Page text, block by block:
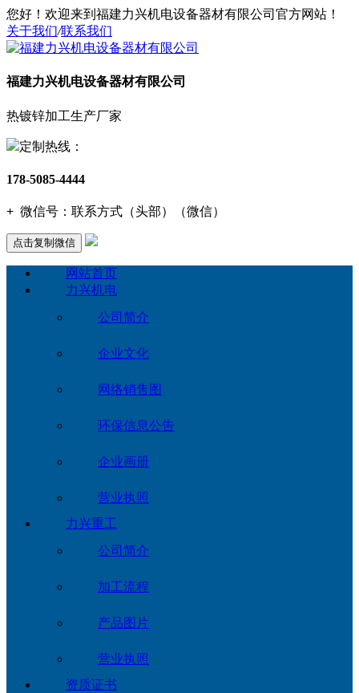
您好！欢迎来到福建力兴机电设备器材有限公司官方网站！
关于我们/联系我们
福建力兴机电设备器材有限公司
热镀锌加工生产厂家
定制热线：
178-5085-4444
+ 微信号： 联系方式（头部）（微信）
点击复制微信
网站首页
力兴机电
公司简介
企业文化
网络销售图
环保信息公告
企业画册
营业执照
力兴重工
公司简介
加工流程
产品图片
营业执照
资质证书